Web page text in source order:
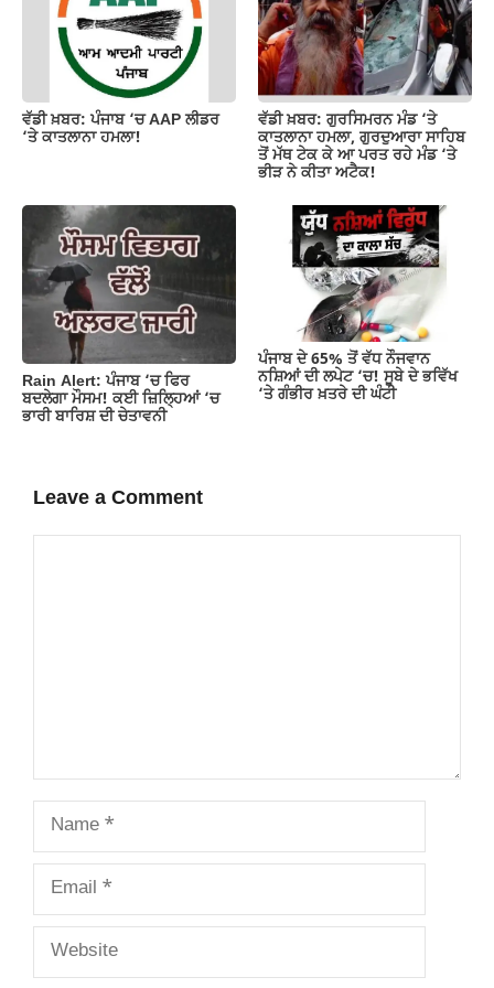
ਵੱਡੀ ਖ਼ਬਰ: ਪੰਜਾਬ ‘ਚ AAP ਲੀਡਰ
‘ਤੇ ਕਾਤਲਾਨਾ ਹਮਲਾ!
ਵੱਡੀ ਖ਼ਬਰ: ਗੁਰਸਿਮਰਨ ਮੰਡ ‘ਤੇ
ਕਾਤਲਾਨਾ ਹਮਲਾ, ਗੁਰਦੁਆਰਾ ਸਾਹਿਬ
ਤੋਂ ਮੱਥ ਟੇਕ ਕੇ ਆ ਪਰਤ ਰਹੇ ਮੰਡ ‘ਤੇ
ਭੀੜ ਨੇ ਕੀਤਾ ਅਟੈਕ!
Rain Alert: ਪੰਜਾਬ ‘ਚ ਫਿਰ
ਬਦਲੇਗਾ ਮੌਸਮ! ਕਈ ਜ਼ਿਲ੍ਹਿਆਂ ‘ਚ
ਭਾਰੀ ਬਾਰਿਸ਼ ਦੀ ਚੇਤਾਵਨੀ
ਪੰਜਾਬ ਦੇ 65% ਤੋਂ ਵੱਧ ਨੌਜਵਾਨ
ਨਸ਼ਿਆਂ ਦੀ ਲਪੇਟ ‘ਚ! ਸੂਬੇ ਦੇ ਭਵਿੱਖ
‘ਤੇ ਗੰਭੀਰ ਖ਼ਤਰੇ ਦੀ ਘੰਟੀ
Leave a Comment
Name
Email
Website